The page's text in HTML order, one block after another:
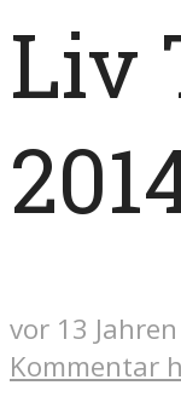
Liv
vor 13 Jahren
Kommentar